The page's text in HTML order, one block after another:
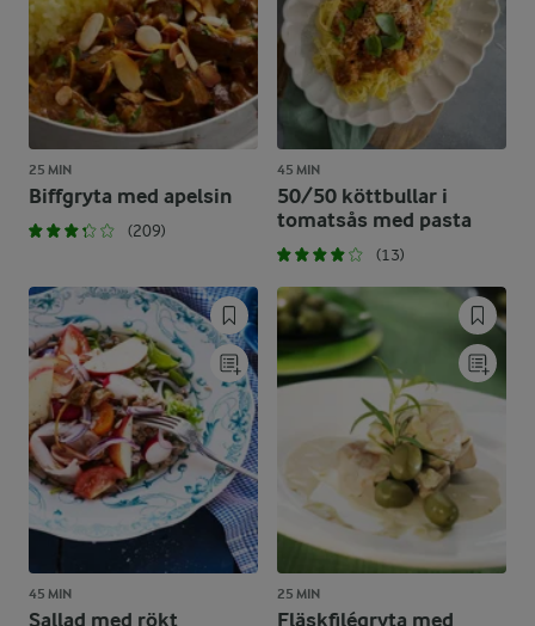
25 MIN
Biffgryta med apelsin
(209)
45 MIN
50/50 köttbullar i
tomatsås med pasta
(13)
45 MIN
Sallad med rökt
25 MIN
Fläskfilégryta med